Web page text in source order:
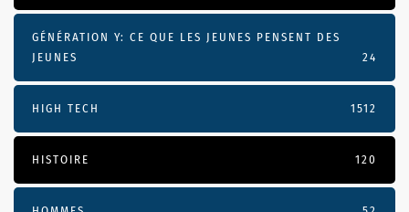
GÉNÉRATION Y: CE QUE LES JEUNES PENSENT DES
JEUNES
24
HIGH TECH 1512
HISTOIRE 120